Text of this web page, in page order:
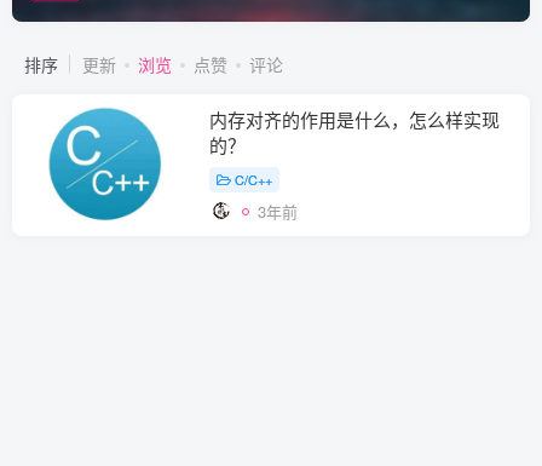
排序 更新 浏览 点赞 评论
内存对齐的作用是什么，怎么样实现
的？
C/C++
3年前